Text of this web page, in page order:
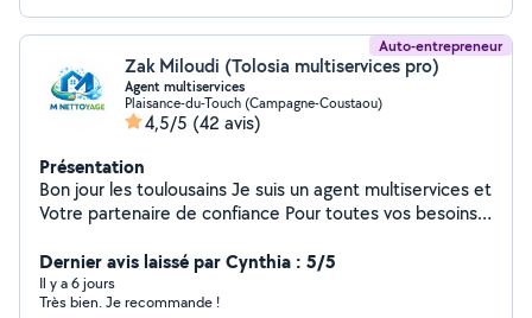
Auto-entrepreneur
Zak Miloudi (Tolosia multiservices pro)
Agent multiservices
Plaisance-du-Touch (Campagne-Coustaou)
4,5/5 (42 avis)
Présentation
Bon jour les toulousains Je suis un agent multiservices et
Votre partenaire de confiance Pour toutes vos besoins
pour particulier et professionnel avec un seul objectif :
un travail soigné ponctuel et réaliser avec sérieux. Nos
services : ménage, et nettoyage montage et
Dernier avis laissé par Cynthia : 5/5
Il y a 6 jours
Très bien. Je recommande !